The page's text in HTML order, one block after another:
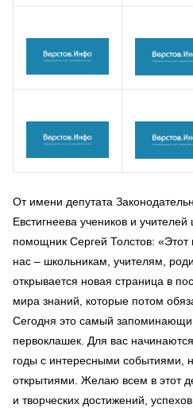
От имени депутата
Евстигнеева учеников и
помощник Сергей Толстов: «Этот
нас – школьникам, учителям,
открывается новая страница в
мира знаний, которые потом
Сегодня это самый
первоклашек. Для вас
годы с интересными событиями,
открытиями. Желаю всем в этот
и творческих достижений,